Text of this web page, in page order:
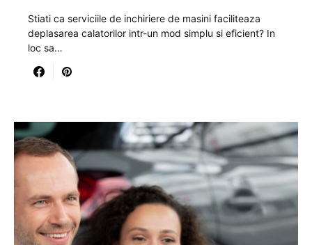
Stiati ca serviciile de inchiriere de masini faciliteaza
deplasarea calatorilor intr-un mod simplu si eficient? In
loc sa…